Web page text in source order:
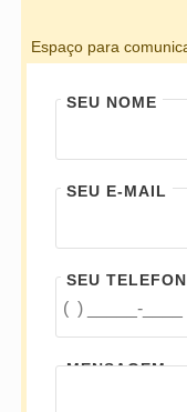
Espaço para
SEU NOME
SEU E-MAIL
SEU
MENSAGEM